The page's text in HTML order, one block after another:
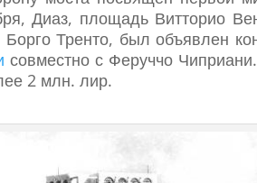
Диаз, площадь Витторио
Тренто, был объявлен
совместно с Феруччо
2 млн. лир.